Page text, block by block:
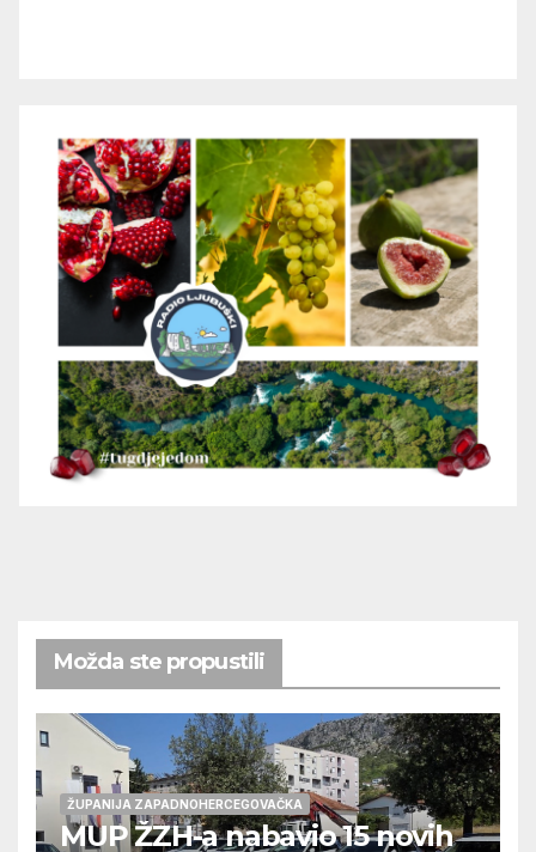
Možda ste propustili
ŽUPANIJA ZAPADNOHERCEGOVAČKA
MUP ŽZH-a nabavio 15 novih